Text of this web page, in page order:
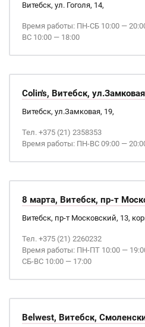
Витебск, ул. Гоголя, 14,
Время работы: ПН-СБ 10:00 —
ВС 10:00 — 18:00
Colin's, Витебск,
Витебск, ул.Замковая, 19,
Тел. +375 (21) 2358353
Время работы: ПН-ВС 09:00 —
8 марта, Витебск, пр-т
Витебск, пр-т Московский, 13,
Тел. +375 (21) 2260232
Время работы: ПН-ПТ 10:00 —
СБ-ВС 10:00 — 17:00
Belwest, Витебск,